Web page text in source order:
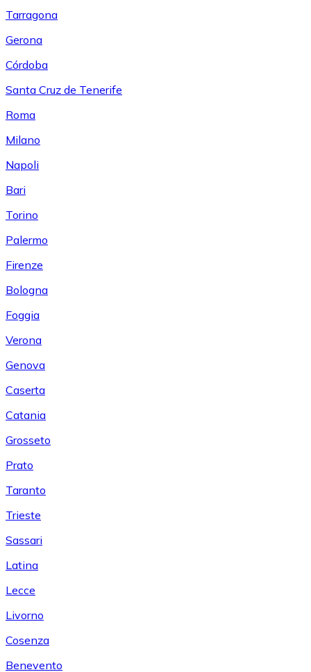
Tarragona
Gerona
Córdoba
Santa Cruz de Tenerife
Roma
Milano
Napoli
Bari
Torino
Palermo
Firenze
Bologna
Foggia
Verona
Genova
Caserta
Catania
Grosseto
Prato
Taranto
Trieste
Sassari
Latina
Lecce
Livorno
Cosenza
Benevento